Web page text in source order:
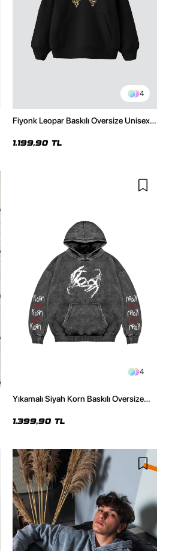
4
Fiyonk Leopar Baskılı Oversize Unisex
1.199,90 TL
4
Yıkamalı Siyah Korn Baskılı Oversize
1.399,90 TL